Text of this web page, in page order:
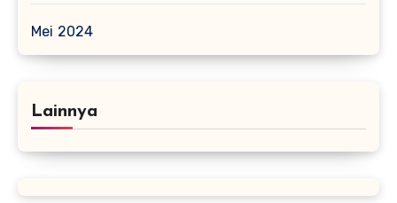
Mei 2024
Lainnya